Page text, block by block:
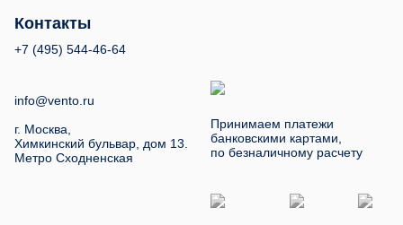
Контакты
+7 (495) 544-46-64
info@vento.ru
г. Москва,
Химкинский бульвар, дом 13.
Метро Сходненская
Принимаем платежи
банковскими картами,
по безналичному расчету